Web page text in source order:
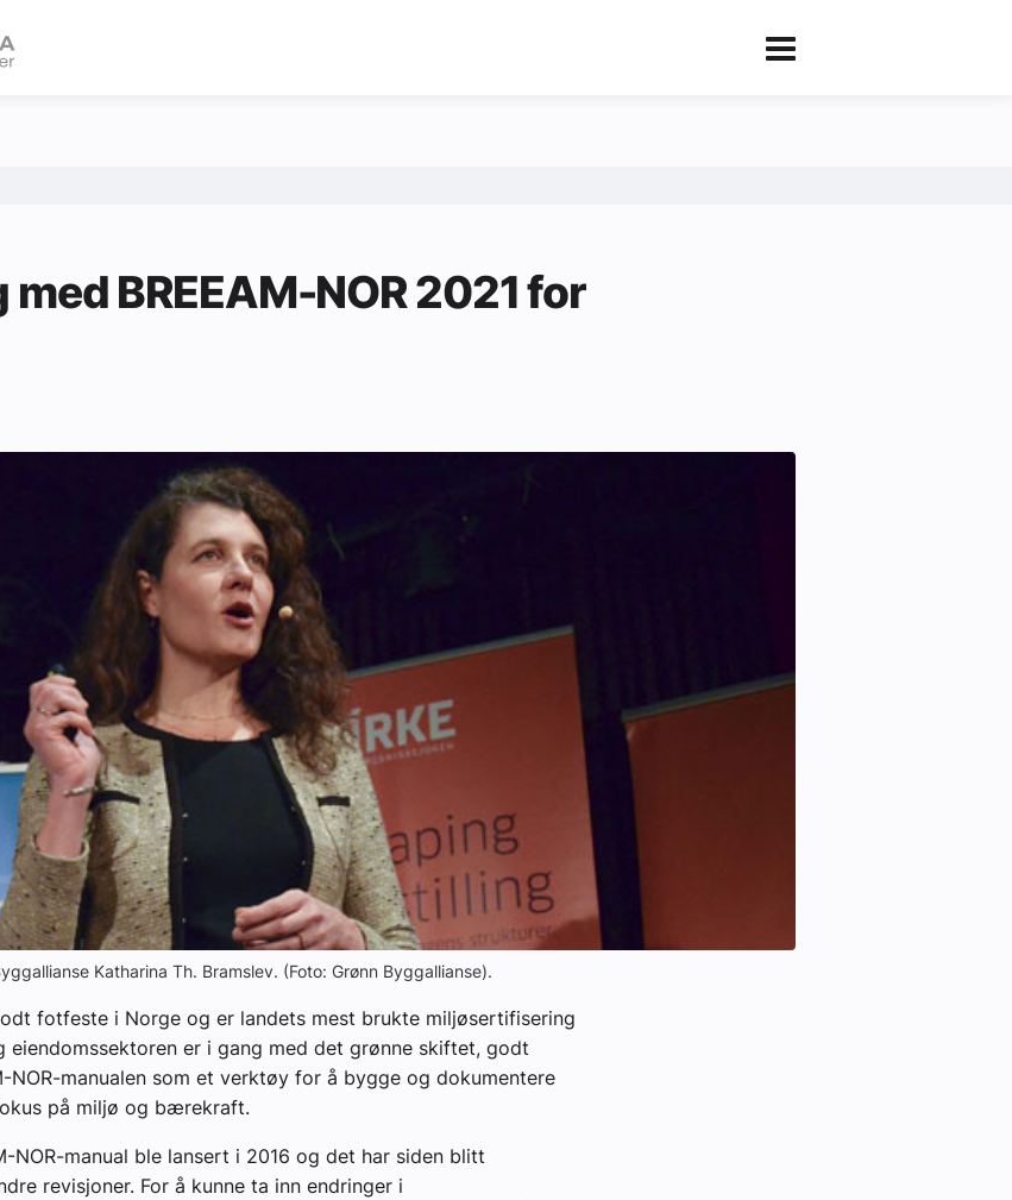
med BREEAM-NOR 2021 for
Katharina Th. Bramslev. (Foto: Grønn Byggallianse).
fotfeste i Norge og er landets mest brukte miljøsertifisering
eiendomssektoren er i gang med det grønne skiftet, godt
NOR-manualen som et verktøy for å bygge og dokumentere
på miljø og bærekraft.
NOR-manual ble lansert i 2016 og det har siden blitt
revisjoner. For å kunne ta inn endringer i